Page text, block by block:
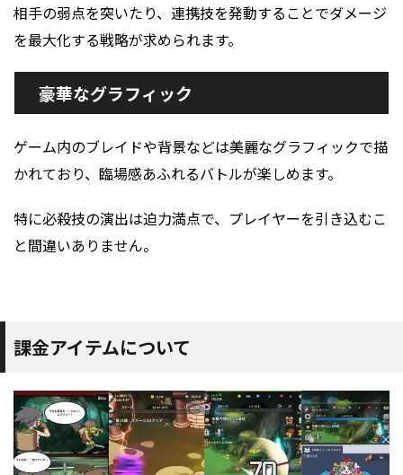
相手の弱点を突いたり、連携技を発動することでダメージ
を最大化する戦略が求められます。
豪華なグラフィック
ゲーム内のブレイドや背景などは美麗なグラフィックで描
かれており、臨場感あふれるバトルが楽しめます。
特に必殺技の演出は迫力満点で、プレイヤーを引き込むこ
と間違いありません。
課金アイテムについて